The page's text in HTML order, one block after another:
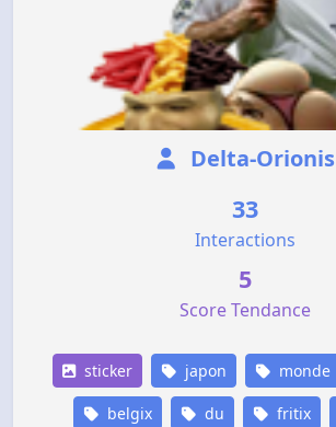
Delta-Orionis
33
Interactions
5
Score Tendance
sticker japon monde
belgix du fritix